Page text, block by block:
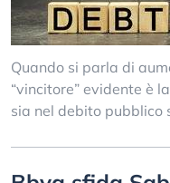
Quando si parla di
“vincitore” evidente è
sia nel debito pubblico